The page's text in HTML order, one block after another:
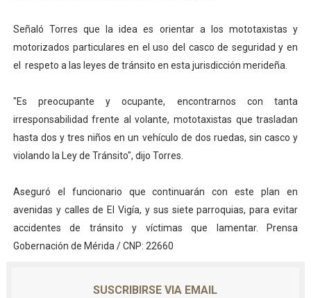
Plan Quirúrgico Regional llega a Pueblo Llano con la
Señaló Torres que la idea es orientar a los mototaxistas y
motorizados particulares en el uso del casco de seguridad y en
el respeto a las leyes de tránsito en esta jurisdicción merideña.
"Es preocupante y ocupante, encontrarnos con tanta
irresponsabilidad frente al volante, mototaxistas que trasladan
hasta dos y tres niños en un vehículo de dos ruedas, sin casco y
violando la Ley de Tránsito", dijo Torres.
Aseguró el funcionario que continuarán con este plan en
avenidas y calles de El Vigía, y sus siete parroquias, para evitar
accidentes de tránsito y víctimas que lamentar. Prensa
Gobernación de Mérida / CNP: 22660
SUSCRIBIRSE VIA EMAIL